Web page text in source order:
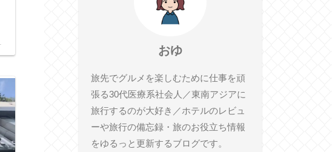
おゆ
旅先でグルメを楽しむために仕事を頑
張る30代医療系社会人／東南アジアに
旅行するのが大好き／ホテルのレビュ
ーや旅行の備忘録・旅のお役立ち情報
をゆるっと更新するブログです。